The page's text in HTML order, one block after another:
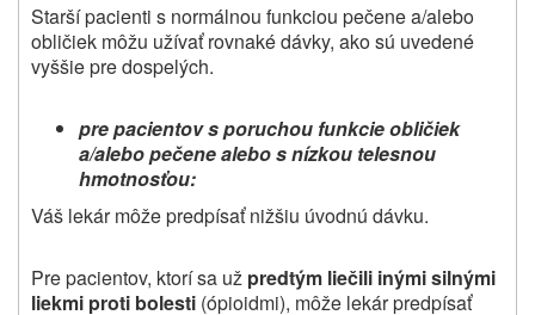
Starší pacienti s normálnou funkciou pečene a/alebo
obličiek môžu užívať rovnaké dávky, ako sú uvedené
vyššie pre dospelých.
pre pacientov s poruchou funkcie obličiek
a/alebo pečene alebo s nízkou telesnou
hmotnosťou:
Váš lekár môže predpísať nižšiu úvodnú dávku.
Pre pacientov, ktorí sa už predtým liečili inýmisilnými
liekmi proti bolesti (ópioidmi), môže lekár predpísať